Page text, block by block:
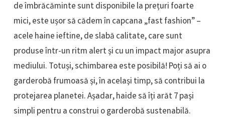
de îmbrăcăminte sunt disponibile la prețuri foarte
mici, este ușor să cădem în capcana „fast fashion” –
acele haine ieftine, de slabă calitate, care sunt
produse într-un ritm alert și cu un impact major asupra
mediului. Totuși, schimbarea este posibilă! Poți să ai o
garderobă frumoasă și, în același timp, să contribui la
protejarea planetei. Așadar, haide să îți arăt 7 pași
simpli pentru a construi o garderobă sustenabilă.